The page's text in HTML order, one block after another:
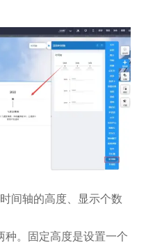
间轴的高度、显示个数
种。固定高度是设置一个